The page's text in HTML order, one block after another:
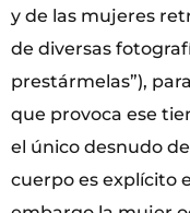
y de las mujeres
de diversas
prestármelas”),
que provoca ese
el único desnudo
cuerpo es explícito